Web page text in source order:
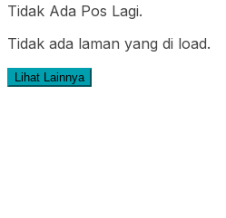
Tidak Ada Pos Lagi.
Tidak ada laman yang di load.
Lihat Lainnya